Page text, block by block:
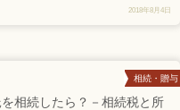
2018年8月4日
相続したら？－相続税と所
相続・贈与